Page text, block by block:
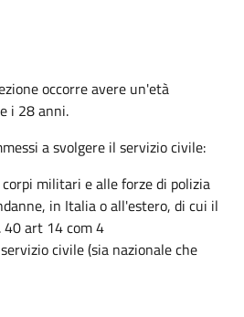
occorre avere un'età
i 28 anni.
a svolgere il servizio civile:
militari e alle forze di polizia
in Italia o all'estero, di cui il
40 art 14 com 4
civile (sia nazionale che